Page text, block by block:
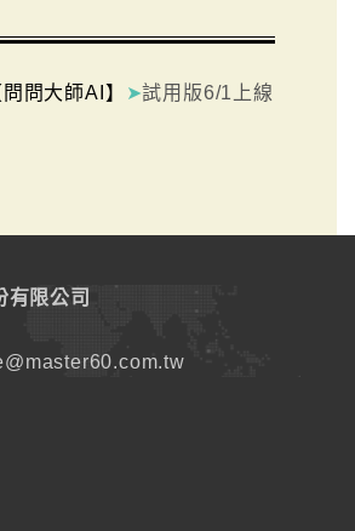
問問大師AI】 ➤試用版6/1上線
有限公司